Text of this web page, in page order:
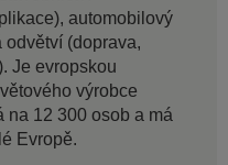
automobilový
odvětví (doprava,
Je evropskou
výrobce
na 12 300 osob a má
Evropě.